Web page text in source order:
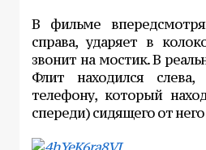
В фильме
справа, ударяет в
звонит на мостик. В
Флит находился
телефону, который
спереди) сидящего от